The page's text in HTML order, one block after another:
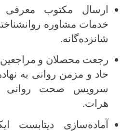
ارسال مکتوب معرفی
خدمات مشاوره
شانزده‌گانه.
رجعت محصلان و مراجعین
حاد و مزمن روانی به
سرویس صحت روانی
هرات.
آماده‌سازی دیتابست